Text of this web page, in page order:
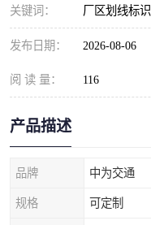
关键词： 厂区划线标识
发布日期： 2026-08-06
阅 读 量： 116
产品描述
品牌 中为交通
规格 可定制